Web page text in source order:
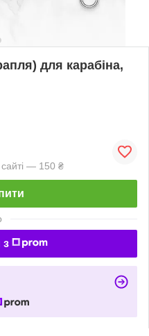
для карабіна,
— 150 ₴
з